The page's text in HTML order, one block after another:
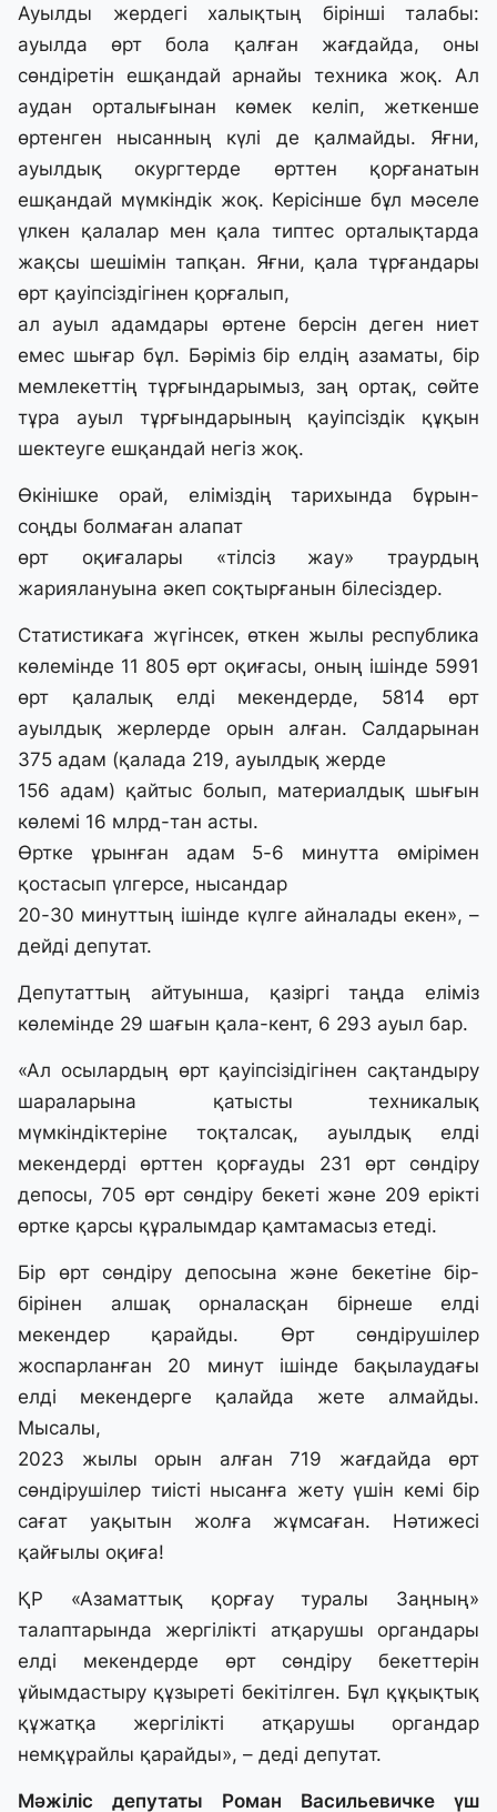
Ауылды жердегі халықтың бірінші талабы:
ауылда өрт бола қалған жағдайда, оны
сөндіретін ешқандай арнайы техника жоқ. Ал
аудан орталығынан көмек келіп, жеткенше
өртенген нысанның күлі де қалмайды. Яғни,
ауылдық окургтерде өрттен қорғанатын
ешқандай мүмкіндік жоқ. Керісінше бұл мәселе
үлкен қалалар мен қала типтес орталықтарда
жақсы шешімін тапқан. Яғни, қала тұрғандары
өрт қауіпсіздігінен қорғалып,
ал ауыл адамдары өртене берсін деген ниет
емес шығар бұл. Бәріміз бір елдің азаматы, бір
мемлекеттің тұрғындарымыз, заң ортақ, сөйте
тұра ауыл тұрғындарының қауіпсіздік құқын
шектеуге ешқандай негіз жоқ.
Өкінішке орай, еліміздің тарихында бұрын-
соңды болмаған алапат
өрт оқиғалары «тілсіз жау» траурдың
жариялануына әкеп соқтырғанын білесіздер.
Статистикаға жүгінсек, өткен жылы республика
көлемінде 11 805 өрт оқиғасы, оның ішінде 5991
өрт қалалық елді мекендерде, 5814 өрт
ауылдық жерлерде орын алған. Салдарынан
375 адам (қалада 219, ауылдық жерде
156 адам) қайтыс болып, материалдық шығын
көлемі 16 млрд-тан асты.
Өртке ұрынған адам 5-6 минутта өмірімен
қостасып үлгерсе, нысандар
20-30 минуттың ішінде күлге айналады екен», –
дейді депутат.
Депутаттың айтуынша, қазіргі таңда еліміз
көлемінде 29 шағын қала-кент, 6 293 ауыл бар.
«Ал осылардың өрт қауіпсізідігінен сақтандыру
шараларына қатысты техникалық
мүмкіндіктеріне тоқталсақ, ауылдық елді
мекендерді өрттен қорғауды 231 өрт сөндіру
депосы, 705 өрт сөндіру бекеті және 209 ерікті
өртке қарсы құралымдар қамтамасыз етеді.
Бір өрт сөндіру депосына және бекетіне бір-
бірінен алшақ орналасқан бірнеше елді
мекендер қарайды. Өрт сөндірушілер
жоспарланған 20 минут ішінде бақылаудағы
елді мекендерге қалайда жете алмайды.
Мысалы,
2023 жылы орын алған 719 жағдайда өрт
сөндірушілер тиісті нысанға жету үшін кемі бір
сағат уақытын жолға жұмсаған. Нәтижесі
қайғылы оқиға!
ҚР «Азаматтық қорғау туралы Заңның»
талаптарында жергілікті атқарушы органдары
елді мекендерде өрт сөндіру бекеттерін
ұйымдастыру құзыреті бекітілген. Бұл құқықтық
құжатқа жергілікті атқарушы органдар
немқұрайлы қарайды», – деді депутат.
Мәжіліс депутаты Роман Васильевичке үш